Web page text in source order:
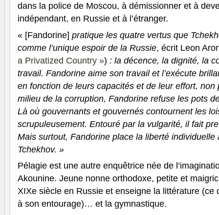
dans la police de Moscou, à démissionner et à
indépendant, en Russie et à l’étranger.
« [Fandorine] pratique les quatre vertus que
comme l’unique espoir de la Russie, écrit Leon
a Privatized Country ») : la décence, la dignité, la
travail. Fandorine aime son travail et l’exécute
en fonction de leurs capacités et de leur effort, non
milieu de la corruption, Fandorine refuse les pots
Là où gouvernants et gouvernés contournent les
scrupuleusement. Entouré par la vulgarité, il fait
Mais surtout, Fandorine place la liberté individuelle
Tchekhov. »
Pélagie est une autre enquêtrice née de
Akounine. Jeune nonne orthodoxe, petite et
XIXe siècle en Russie et enseigne la littérature (ce
à son entourage)… et la gymnastique.